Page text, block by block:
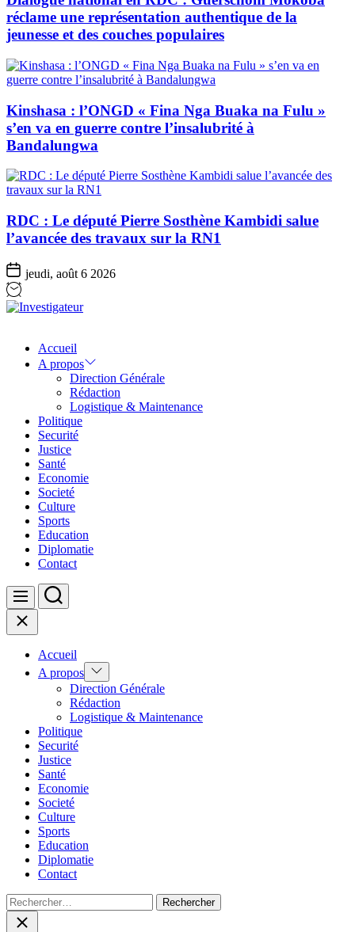
réclame une représentation authentique de la
jeunesse et des couches populaires
Kinshasa : l’ONGD « Fina Nga Buaka na Fulu »
s’en va en guerre contre l’insalubrité à
Bandalungwa
RDC : Le député Pierre Sosthène Kambidi salue
l’avancée des travaux sur la RN1
jeudi, août 6 2026
Accueil
A propos
Direction Générale
Rédaction
Logistique & Maintenance
Politique
Securité
Justice
Santé
Economie
Societé
Culture
Sports
Education
Diplomatie
Contact
Menu Search
Close
Accueil
A propos Show
sub
menu
Direction Générale
Rédaction
Logistique & Maintenance
Politique
Securité
Justice
Santé
Economie
Societé
Culture
Sports
Education
Diplomatie
Contact
Rechercher :
Close